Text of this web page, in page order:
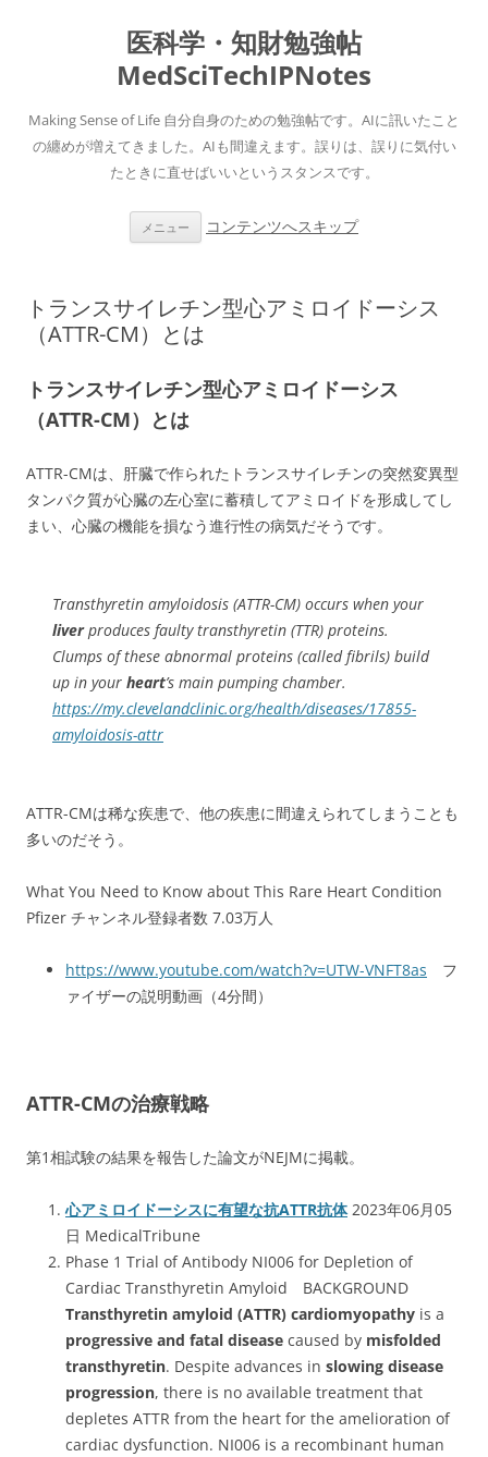
医科学・知財勉強帖
MedSciTechIPNotes
Making Sense of Life 自分自身のための勉強帖です。AIに訊いたこと
の纏めが増えてきました。AIも間違えます。誤りは、誤りに気付い
たときに直せばいいというスタンスです。
メニュー コンテンツへスキップ
トランスサイレチン型心アミロイドーシス
（ATTR-CM）とは
トランスサイレチン型心アミロイドーシス
（ATTR-CM）とは
ATTR-CMは、肝臓で作られたトランスサイレチンの突然変異型
タンパク質が心臓の左心室に蓄積してアミロイドを形成してし
まい、心臓の機能を損なう進行性の病気だそうです。
Transthyretin amyloidosis (ATTR-CM) occurs when your
liverproduces faulty transthyretin (TTR) proteins.
Clumps of these abnormal proteins (called fibrils) build
up in your heart’s main pumping chamber.
https://my.clevelandclinic.org/health/diseases/17855-
amyloidosis-attr
ATTR-CMは稀な疾患で、他の疾患に間違えられてしまうことも
多いのだそう。
What You Need to Know about This Rare Heart Condition
Pfizer チャンネル登録者数 7.03万人
https://www.youtube.com/watch?v=UTW-VNFT8as フ
ァイザーの説明動画（4分間）
ATTR-CMの治療戦略
第1相試験の結果を報告した論文がNEJMに掲載。
心アミロイドーシスに有望な抗ATTR抗体2023年06月05
日 MedicalTribune
Phase 1 Trial of Antibody NI006 for Depletion of
Cardiac Transthyretin Amyloid BACKGROUND
Transthyretin amyloid (ATTR) cardiomyopathy is a
progressive and fatal disease caused by misfolded
transthyretin. Despite advances in slowing disease
progression, there is no available treatment that
depletes ATTR from the heart for the amelioration of
cardiac dysfunction. NI006 is a recombinant human